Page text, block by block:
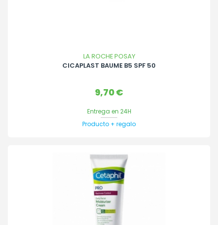
LA ROCHE POSAY
CICAPLAST BAUME B5 SPF 50
Precio
9,70 €
Entrega en 24H
Producto + regalo